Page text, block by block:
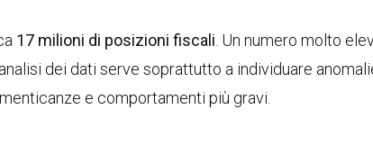
17 milioni di posizioni fiscali . Un numero molto
dei dati serve soprattutto a individuare
e comportamenti più gravi.